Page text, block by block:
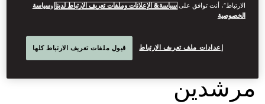
View All
جولة المشي بصحبة
مرشدين
الارتباط”، أنت توافق علىسياسة& الإعلانات وملفات تعريف الارتباط لدينا وسياسة
الخصوصية
إعدادات ملف تعريف الارتباط قبول ملفات تعريف الارتباط كلها